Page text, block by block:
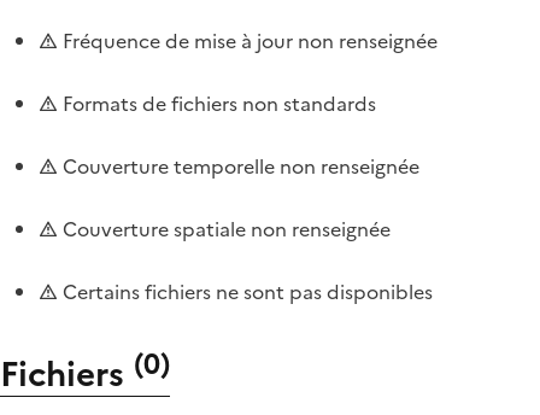
Fréquence de mise à jour non renseignée
Formats de fichiers non standards
Couverture temporelle non renseignée
Couverture spatiale non renseignée
Certains fichiers ne sont pas disponibles
Fichiers (0)